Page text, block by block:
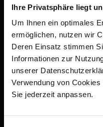
Ihre Privatsphäre liegt
Um Ihnen ein optimales
ermöglichen, nutzen wir
Deren Einsatz stimmen
Informationen zur
unserer
Verwendung von
Sie jederzeit anpassen.